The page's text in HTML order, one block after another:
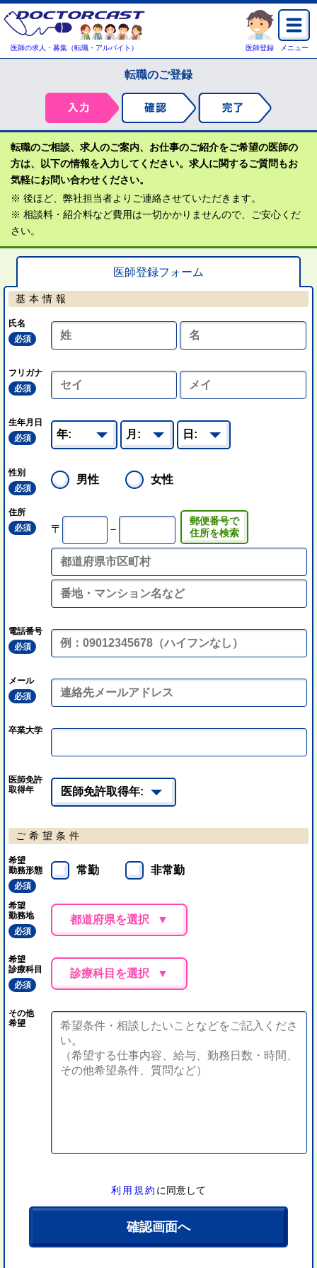
医師の求人・募集（転職・アルバイト） 医師登録 メニュー
転職のご登録
転職のご相談、求人のご案内、お仕事のご紹介をご希望の医師の
方は、以下の情報を入力してください。求人に関するご質問もお
気軽にお問い合わせください。
※ 後ほど、弊社担当者よりご連絡させていただきます。
※ 相談料・紹介料など費用は一切かかりませんので、ご安心くだ
さい。
医師登録フォーム
基本情報
氏名
必須
フリガナ
必須
生年月日
必須
性別
必須
男性 女性
住所
必須
〒 －
郵便番号で
住所を検索
電話番号
必須
メール
必須
卒業大学
医師免許
取得年
ご希望条件
希望
勤務形態
必須
常勤 非常勤
希望
勤務地
必須
都道府県を選択
希望
診療科目
必須
診療科目を選択
その他
希望
利用規約 に同意して
確認画面へ